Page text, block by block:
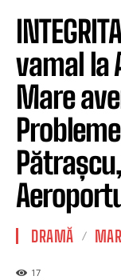
vamal la
Mare
DRAMĂ
17